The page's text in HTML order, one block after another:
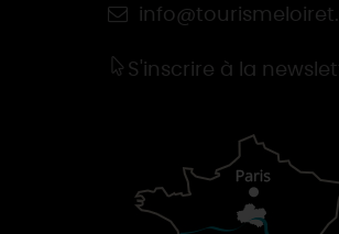
S'inscrire à la